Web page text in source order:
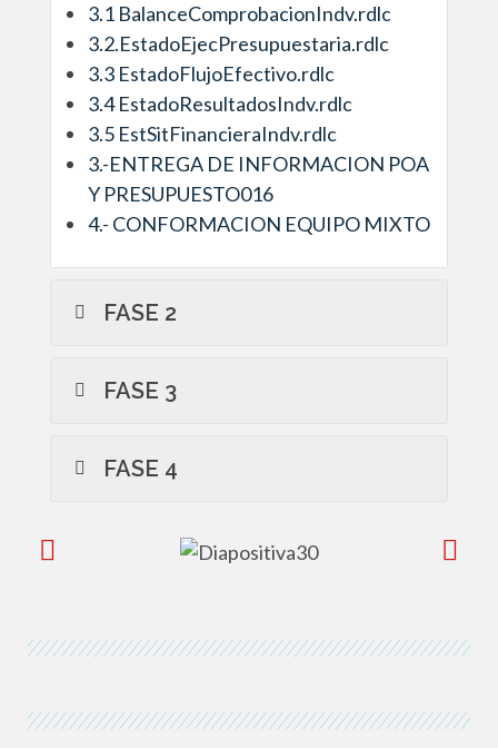
3.1 BalanceComprobacionIndv.rdlc
3.2.EstadoEjecPresupuestaria.rdlc
3.3 EstadoFlujoEfectivo.rdlc
3.4 EstadoResultadosIndv.rdlc
3.5 EstSitFinancieraIndv.rdlc
3.-ENTREGA DE INFORMACION POA
Y PRESUPUESTO016
4.- CONFORMACION EQUIPO MIXTO
FASE 2
FASE 3
FASE 4